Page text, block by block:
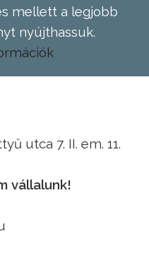
mellett a legjobb
nyújthassuk.
utca 7. II. em. 11.
vállalunk!